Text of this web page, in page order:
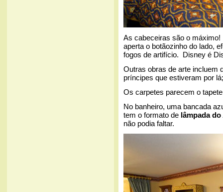
As cabeceiras são o máximo!
aperta o botãozinho do lado,
fogos de artifício. Disney é
Outras obras de arte incluem
príncipes que estiveram por lá;
Os carpetes parecem o
No banheiro, uma bancada
tem o formato de lâmpada
não podia faltar.